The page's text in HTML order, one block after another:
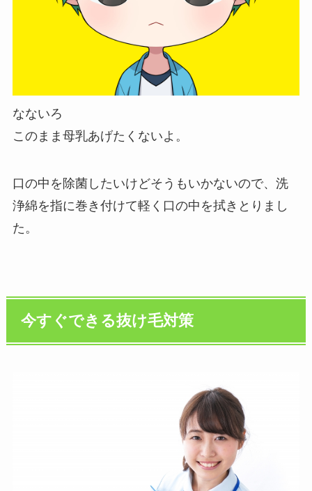
なないろ
このまま母乳あげたくないよ。
口の中を除菌したいけどそうもいかないので、洗
浄綿を指に巻き付けて軽く口の中を拭きとりまし
た。
今すぐできる抜け毛対策